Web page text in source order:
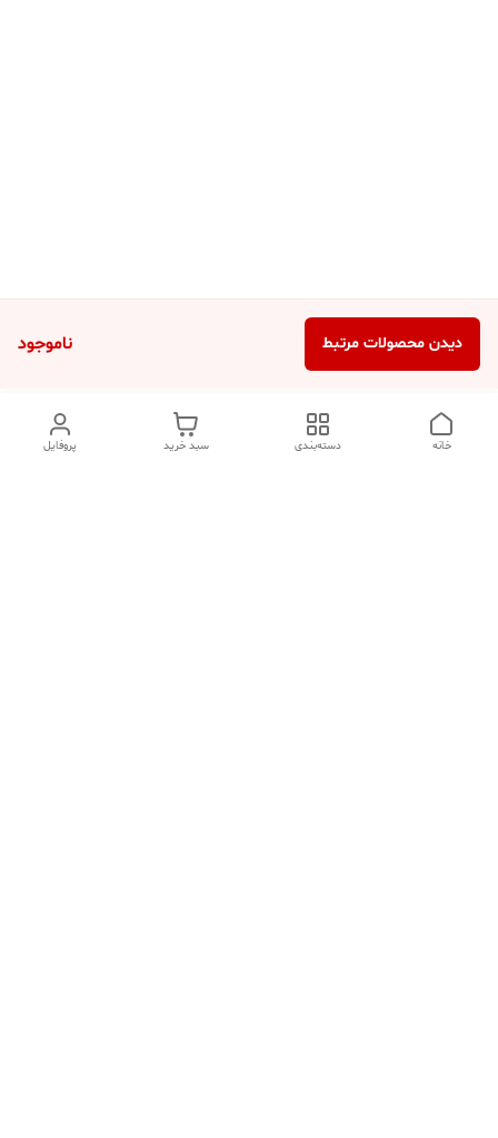
ناموجود دیدن محصولات مرتبط
پروفایل سبد خرید دسته‌بندی خانه